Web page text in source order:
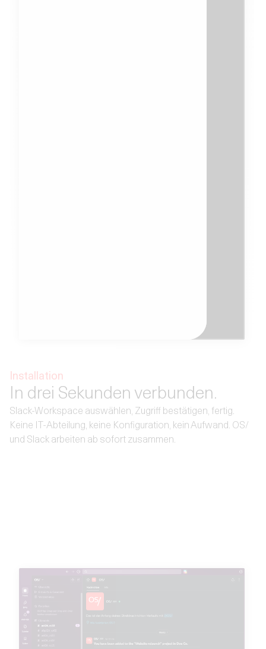
Installation
In drei Sekunden verbunden.
Slack-Workspace auswählen, Zugriff bestätigen, fertig.
Keine IT-Abteilung, keine Konfiguration, kein Aufwand. OS/
und Slack arbeiten ab sofort zusammen.